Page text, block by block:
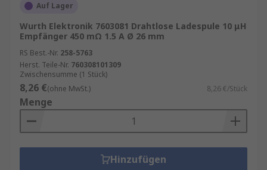
Auf Lager
Wurth Elektronik 7603081 Drahtlose Ladespule 10 μH
Empfänger 450 mΩ 1.5 A Ø 26 mm
RS Best.-Nr. 258-5763
Herst. Teile-Nr. 760308101309
Zwischensumme (1 Stück)
8,26 €(ohne MwSt.) 8,26 €/Stück
Menge
Hinzufügen